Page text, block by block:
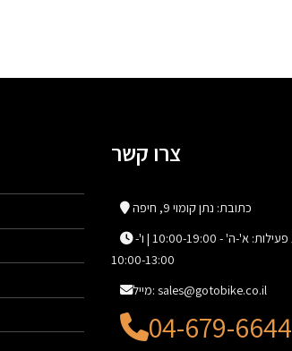
צרו קשר
כתובת: נתן קומוי 9, חיפה
שעות פעילות: א'-ה' - 10:00-19:00 | ו'-
10:00-13:00
מייל: sales@gotobike.co.il
04-679-6644